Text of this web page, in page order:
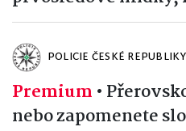
POLICIE ČESKÉ
Premium •
nebo zapomenete